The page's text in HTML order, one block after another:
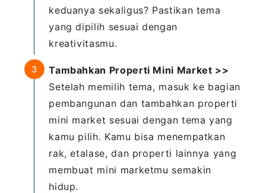
keduanya sekaligus? Pastikan tema
yang dipilih sesuai dengan
kreativitasmu.
Tambahkan Properti Mini Market >>
Setelah memilih tema, masuk ke bagian
pembangunan dan tambahkan properti
mini market sesuai dengan tema yang
kamu pilih. Kamu bisa menempatkan
rak, etalase, dan properti lainnya yang
membuat mini marketmu semakin
hidup.